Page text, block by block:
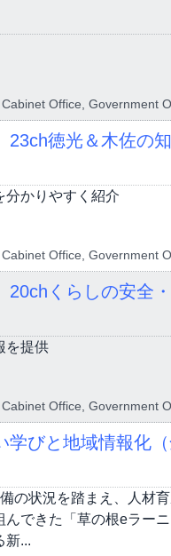
Office, Government
徳光＆木佐の知
分かりやすく紹介
Office, Government
くらしの安全・
を提供
Office, Government
びと地域情報化（
の状況を踏まえ、人材
できた「草の根eラー
新...